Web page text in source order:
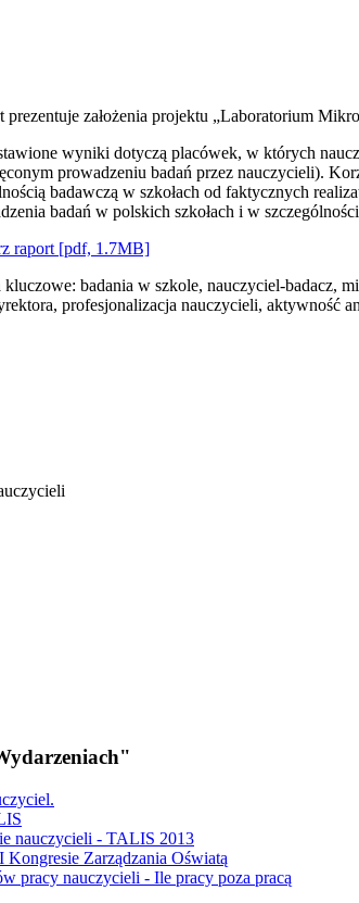
prezentuje założenia projektu „Laboratorium
wyniki dotyczą placówek, w których
prowadzeniu badań przez nauczycieli).
badawczą w szkołach od faktycznych
badań w polskich szkołach i w
raport [pdf, 1.7MB]
kluczowe: badania w szkole, nauczyciel-badacz,
profesjonalizacja nauczycieli, aktywność
nauczycieli - TALIS 2013
Zarządzania Oświatą
pracy nauczycieli - Ile pracy poza pracą